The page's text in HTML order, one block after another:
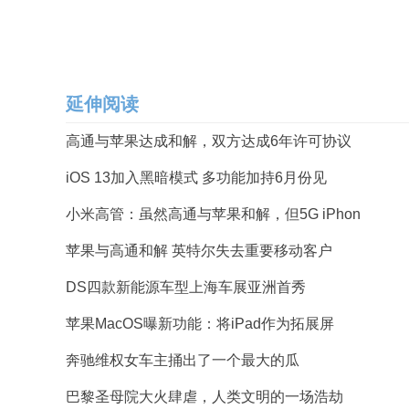
延伸阅读
高通与苹果达成和解，双方达成6年许可协议
iOS 13加入黑暗模式 多功能加持6月份见
小米高管：虽然高通与苹果和解，但5G iPhon
苹果与高通和解 英特尔失去重要移动客户
DS四款新能源车型上海车展亚洲首秀
苹果MacOS曝新功能：将iPad作为拓展屏
奔驰维权女车主捅出了一个最大的瓜
巴黎圣母院大火肆虐，人类文明的一场浩劫